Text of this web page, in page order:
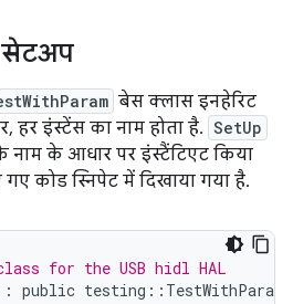
सेटअप
बेस क्लास इनहेरिट
हर इंस्टेंस का नाम होता है. SetUp
नाम के आधार पर इंस्टैंटिएट किया
कोड स्निपेट में दिखाया गया है.
for the USB hidl HAL
: public testing ::